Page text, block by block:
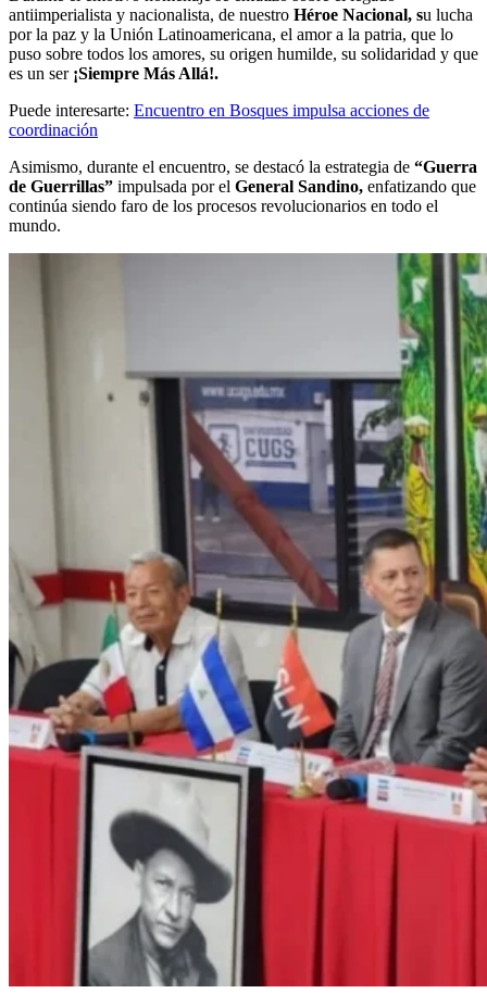
antiimperialista y nacionalista, de nuestro Héroe Nacional, su lucha
por la paz y la Unión Latinoamericana, el amor a la patria, que lo
puso sobre todos los amores, su origen humilde, su solidaridad y que
es un ser ¡Siempre Más Allá!.
Puede interesarte: Encuentro en Bosques impulsa acciones de
coordinación
Asimismo, durante el encuentro, se destacó la estrategia de “Guerra
de Guerrillas” impulsada por el General Sandino, enfatizando que
continúa siendo faro de los procesos revolucionarios en todo el
mundo.